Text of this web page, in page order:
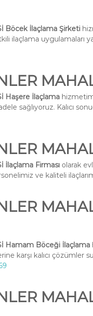
Böcek İlaçlama Şirketi
ilaçlama uygulamaları
Haşere İlaçlama
sağlıyoruz. Kalıcı
İlaçlama Firması olarak
ve kaliteli
Hamam Böceği İlaçlama
karşı kalıcı